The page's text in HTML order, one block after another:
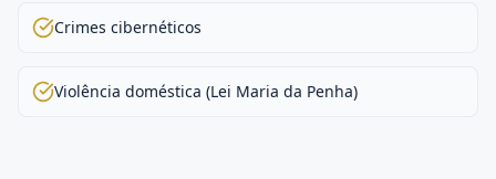
Crimes cibernéticos
Violência doméstica (Lei Maria da Penha)